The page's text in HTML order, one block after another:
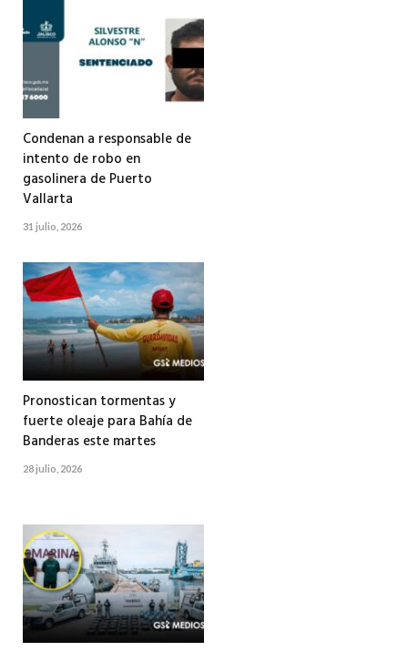
Condenan a responsable de
intento de robo en
gasolinera de Puerto
Vallarta
31 julio, 2026
Pronostican tormentas y
fuerte oleaje para Bahía de
Banderas este martes
28 julio, 2026